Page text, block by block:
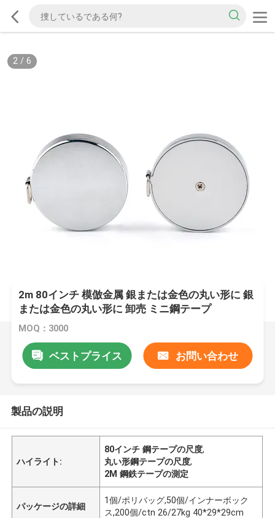
2/ 6
2m 80インチ 模倣金属 銀または金色の丸い形に 銀
または金色の丸い形に 卸売 ミニ鋼テープ
MOQ：3000
ベストプライス お問い合わせ
製品の説明
ハイライト:
80インチ 鋼テープの尺度,
丸い形鋼テープの尺度,
2M 鋼鉄テープの測定
パッケージの詳細
1個/ポリバッグ,50個/インナーボック
ス,200個/ctn 26/27kg 40*29*29cm